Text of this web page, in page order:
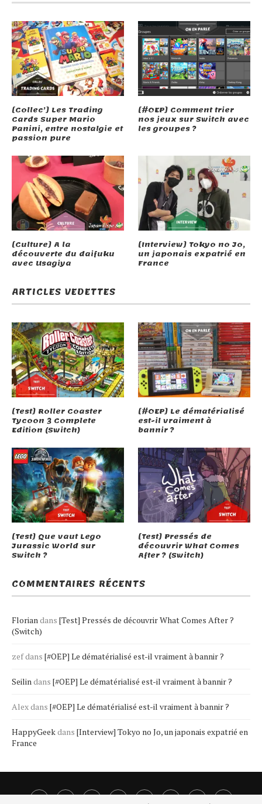
[Collec’] Les Trading
Cards Super Mario
Panini, entre nostalgie et
passion pure
[#OEP] Comment trier
nos jeux sur Switch avec
les groupes ?
[Culture] A la
découverte du daifuku
avec Usagiya
[Interview] Tokyo no Jo,
un japonais expatrié en
France
ARTICLES VEDETTES
[Test] Roller Coaster
Tycoon 3 Complete
Edition (Switch)
[#OEP] Le dématérialisé
est-il vraiment à
bannir ?
[Test] Que vaut Lego
Jurassic World sur
Switch ?
[Test] Pressés de
découvrir What Comes
After ? (Switch)
COMMENTAIRES RÉCENTS
Florian dans [Test] Pressés de découvrir What Comes After ?
(Switch)
zefdans [#OEP] Le dématérialisé est-il vraiment à bannir ?
Seilin dans [#OEP] Le dématérialisé est-il vraiment à bannir ?
Alexdans [#OEP] Le dématérialisé est-il vraiment à bannir ?
HappyGeekdans [Interview] Tokyo no Jo, un japonais expatrié en
France